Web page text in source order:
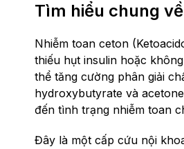
Tìm hiểu chung
Nhiễm toan ceton
thiếu hụt insulin hoặc
thể tăng cường phân giải
hydroxybutyrate và
đến tình trạng nhiễm toan
Đây là một cấp cứu nội